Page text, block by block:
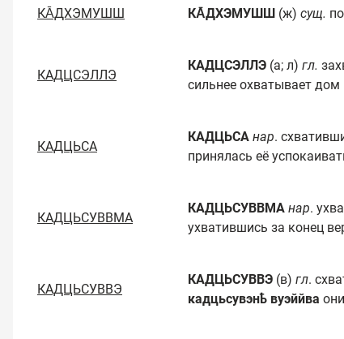
КА̄ДХЭМУШШ КА̄ДХЭМУШШ (ж) сущ.
КАДЦСЭЛЛЭ
КАДЦСЭЛЛЭ (а; л) гл.
сильнее охватывает дом
КАДЦЬСА
КАДЦЬСА нар.
принялась её
КАДЦЬСУВВМА
КАДЦЬСУВВМА нар.
ухватившись за конец
КАДЦЬСУВВЭ
КАДЦЬСУВВЭ (в) гл.
кадцьсувэнҍ вуэййва